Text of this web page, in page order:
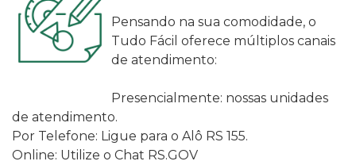
Pensando na sua comodidade, o
Tudo Fácil oferece múltiplos canais
de atendimento:
Presencialmente: nossas unidades
de atendimento.
Por Telefone: Ligue para o Alô RS 155.
Online: Utilize o Chat RS.GOV